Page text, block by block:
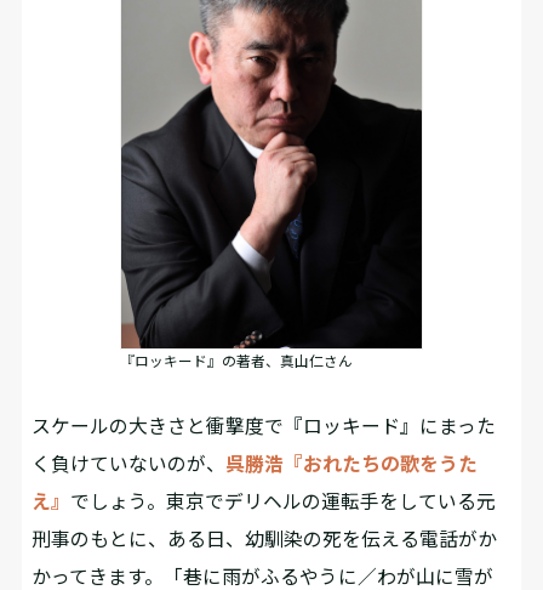
『ロッキード』の著者、真山仁さん
スケールの大きさと衝撃度で『ロッキード』にまった
く負けていないのが、 呉勝浩『おれたちの歌をうた
え』 でしょう。東京でデリヘルの運転手をしている元
刑事のもとに、ある日、幼馴染の死を伝える電話がか
かってきます。「巷に雨がふるやうに／わが山に雪が